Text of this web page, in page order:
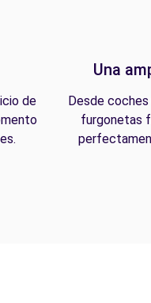
de
Una
Desde
furgonetas